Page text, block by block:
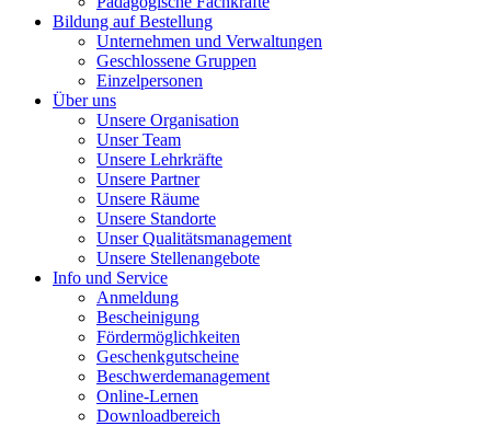
Bildung auf Bestellung
Unternehmen und Verwaltungen
Geschlossene Gruppen
Einzelpersonen
Über uns
Unsere Organisation
Unser Team
Unsere Lehrkräfte
Unsere Partner
Unsere Räume
Unsere Standorte
Unser Qualitätsmanagement
Unsere Stellenangebote
Info und Service
Anmeldung
Bescheinigung
Fördermöglichkeiten
Geschenkgutscheine
Beschwerdemanagement
Online-Lernen
Downloadbereich